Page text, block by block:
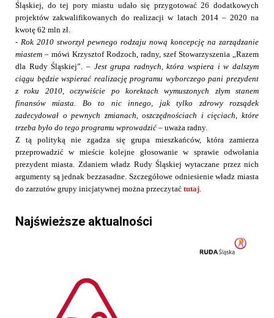
Śląskiej, do tej pory miastu udało się przygotować 26 dodatkowych
projektów zakwalifikowanych do realizacji w latach 2014 – 2020 na
kwotę 62 mln zł.
- Rok 2010 stworzył pewnego rodzaju nową koncepcję na zarządzanie
miastem – mówi Krzysztof Rodzoch, radny, szef Stowarzyszenia „Razem
dla Rudy Śląskiej”. – Jest grupa radnych, która wspiera i w dalszym
ciągu będzie wspierać realizację programu wyborczego pani prezydent
z roku 2010, oczywiście po korektach wymuszonych złym stanem
finansów miasta. Bo to nic innego, jak tylko
zdrowy rozsądek
zadecydował o pewnych zmianach, oszczędnościach i cięciach, które
trzeba było do tego programu wprowadzić – uważa radny.
Z tą polityką nie zgadza się grupa mieszkańców, która zamierza
przeprowadzić w mieście kolejne głosowanie w sprawie odwołania
prezydent miasta. Zdaniem władz Rudy Śląskiej wytaczane przez nich
argumenty są jednak bezzasadne. Szczegółowe odniesienie władz miasta
do zarzutów grupy inicjatywnej można przeczytać tutaj.
Najświeższe aktualności